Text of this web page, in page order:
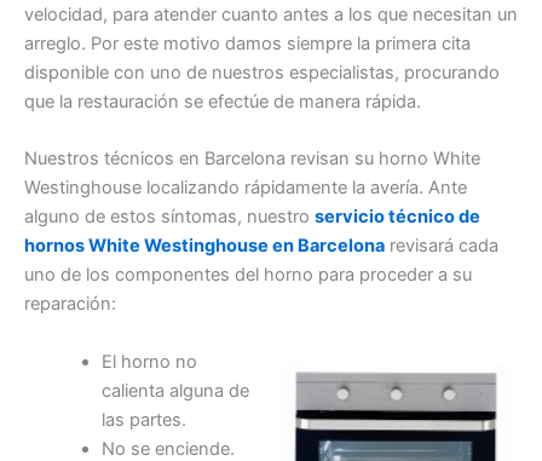
velocidad, para atender cuanto antes a los que necesitan un
arreglo. Por este motivo damos siempre la primera cita
disponible con uno de nuestros especialistas, procurando
que la restauración se efectúe de manera rápida.
Nuestros técnicos en Barcelona revisan su horno White
Westinghouse localizando rápidamente la avería. Ante
alguno de estos síntomas, nuestro servicio técnico de
hornos White Westinghouse en Barcelona revisará cada
uno de los componentes del horno para proceder a su
reparación:
El horno no
calienta alguna de
las partes.
No se enciende.